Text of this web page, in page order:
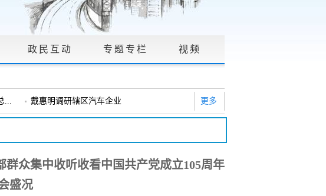
政民互动 专题专栏 视频
政府信息依申请公开 |
... 戴惠明调研辖区汽车企业
盘龙区委2026年度巡察工作会暨十三届...
区广电局组织开展全区应急广播管理使...
更多
群众集中收听收看中国共产党成立105周年
盛况